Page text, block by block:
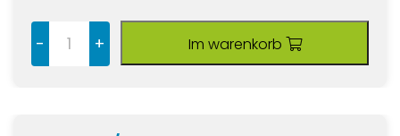
- + Im warenkorb